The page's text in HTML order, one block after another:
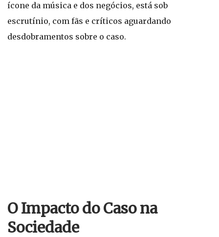
ícone da música e dos negócios, está sob
escrutínio, com fãs e críticos aguardando
desdobramentos sobre o caso.
O Impacto do Caso na
Sociedade